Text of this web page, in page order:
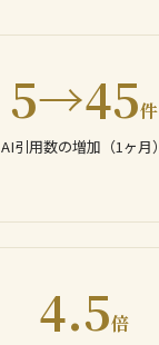
5→45件
AI引用数の増加（1ヶ月）
4.5倍